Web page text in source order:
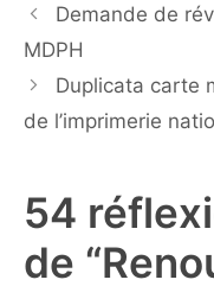
Demande de
MDPH
Duplicata carte
de l’imprimerie
54
de